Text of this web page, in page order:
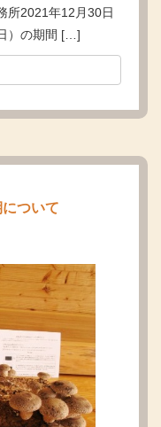
所2021年12月30日
）の期間 […]
ついて